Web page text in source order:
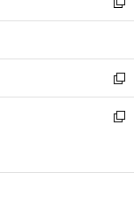
開
ウ
開
く
ィ
ン
ウ
で
開
く
い
ウ
ン
ド
ウ
で
新
し
ウ
ィ
ン
ド
開
新
し
い
ン
新
ウ